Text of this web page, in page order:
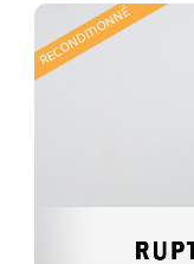
RECONDITIONNÉ